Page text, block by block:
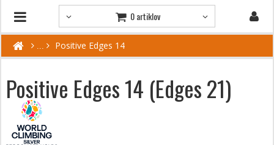
0 artiklov
Positive Edges 14
Positive Edges 14 (Edges 21)